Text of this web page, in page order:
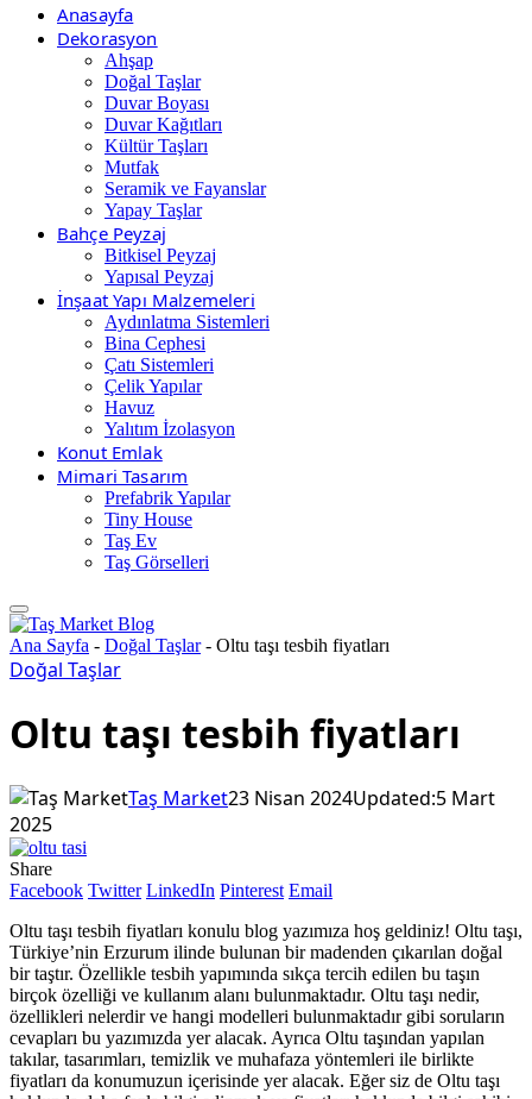
Anasayfa
Dekorasyon
Ahşap
Doğal Taşlar
Duvar Boyası
Duvar Kağıtları
Kültür Taşları
Mutfak
Seramik ve Fayanslar
Yapay Taşlar
Bahçe Peyzaj
Bitkisel Peyzaj
Yapısal Peyzaj
İnşaat Yapı Malzemeleri
Aydınlatma Sistemleri
Bina Cephesi
Çatı Sistemleri
Çelik Yapılar
Havuz
Yalıtım İzolasyon
Konut Emlak
Mimari Tasarım
Prefabrik Yapılar
Tiny House
Taş Ev
Taş Görselleri
Ana Sayfa - Doğal Taşlar- Oltu taşı tesbih fiyatları
Doğal Taşlar
Oltu taşı tesbih fiyatları
Taş Market23 Nisan 2024Updated:5 Mart
2025
Share
Facebook Twitter LinkedIn Pinterest Email
Oltu taşı tesbih fiyatları konulu blog yazımıza hoş geldiniz! Oltu taşı,
Türkiye’nin Erzurum ilinde bulunan bir madenden çıkarılan doğal
bir taştır. Özellikle tesbih yapımında sıkça tercih edilen bu taşın
birçok özelliği ve kullanım alanı bulunmaktadır. Oltu taşı nedir,
özellikleri nelerdir ve hangi modelleri bulunmaktadır gibi soruların
cevapları bu yazımızda yer alacak. Ayrıca Oltu taşından yapılan
takılar, tasarımları, temizlik ve muhafaza yöntemleri ile birlikte
fiyatları da konumuzun içerisinde yer alacak. Eğer siz de Oltu taşı